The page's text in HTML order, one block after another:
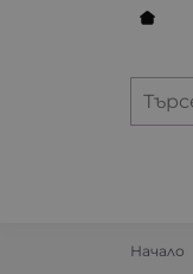
Начало